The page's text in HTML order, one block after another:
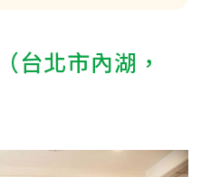
台北市內湖，